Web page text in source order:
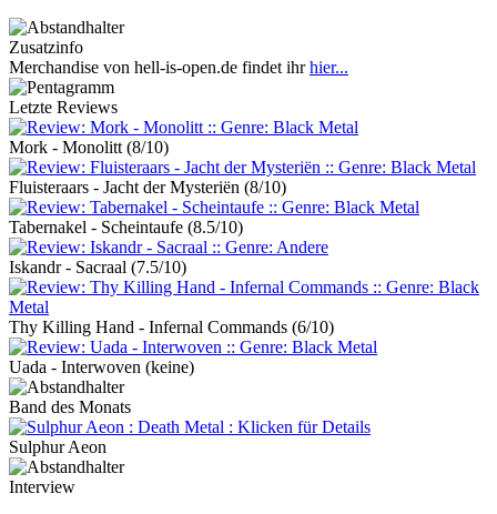
Zusatzinfo
Merchandise von hell-is-open.de findet ihrhier...
Letzte Reviews
Mork - Monolitt (8/10)
Fluisteraars - Jacht der Mysteriën (8/10)
Tabernakel - Scheintaufe (8.5/10)
Iskandr - Sacraal (7.5/10)
Thy Killing Hand - Infernal Commands (6/10)
Uada - Interwoven (keine)
Band des Monats
Sulphur Aeon
Interview